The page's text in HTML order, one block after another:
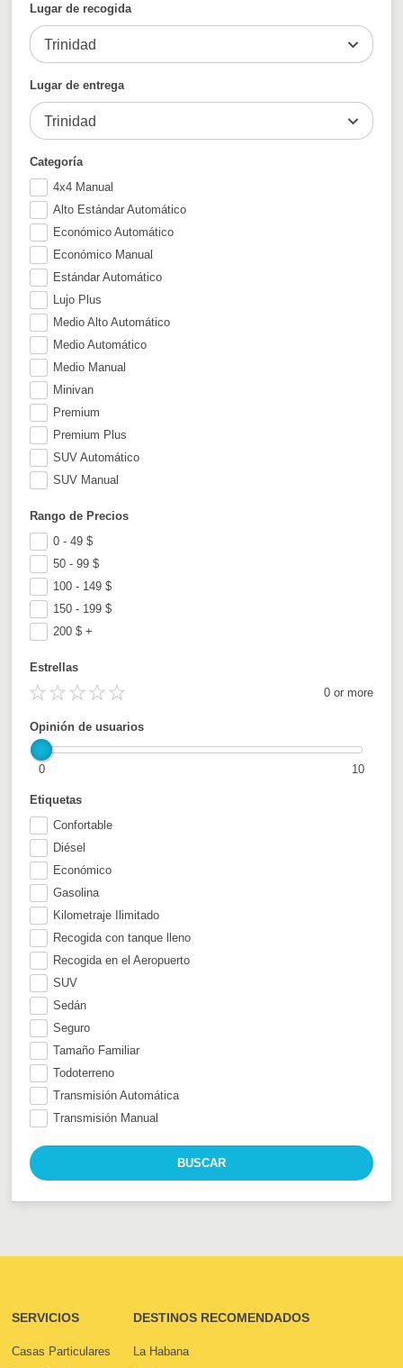
Categoría
4x4 Manual
Alto Estándar Automático
Económico Automático
Económico Manual
Estándar Automático
Lujo Plus
Medio Alto Automático
Medio Automático
Medio Manual
Minivan
Premium
Premium Plus
SUV Automático
SUV Manual
Lugar de recogida
Trinidad
Lugar de entrega
Trinidad
Etiquetas
Confortable
Diésel
Económico
Gasolina
Kilometraje Ilimitado
Recogida con tanque lleno
Recogida en el Aeropuerto
SUV
Sedán
Seguro
Tamaño Familiar
Todoterreno
Transmisión Automática
Transmisión Manual
Estrellas
0 or more
Opinión de usuarios
0 10
Rango de Precios
0 - 49$
50 - 99$
100 - 149$
150 - 199$
200$ +
SERVICIOS
Casas Particulares
DESTINOS RECOMENDADOS
La Habana